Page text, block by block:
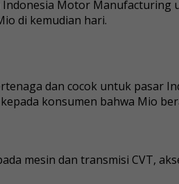
Motor
di kemudian hari.
dan cocok untuk pasar
konsumen bahwa Mio
mesin dan transmisi CVT,